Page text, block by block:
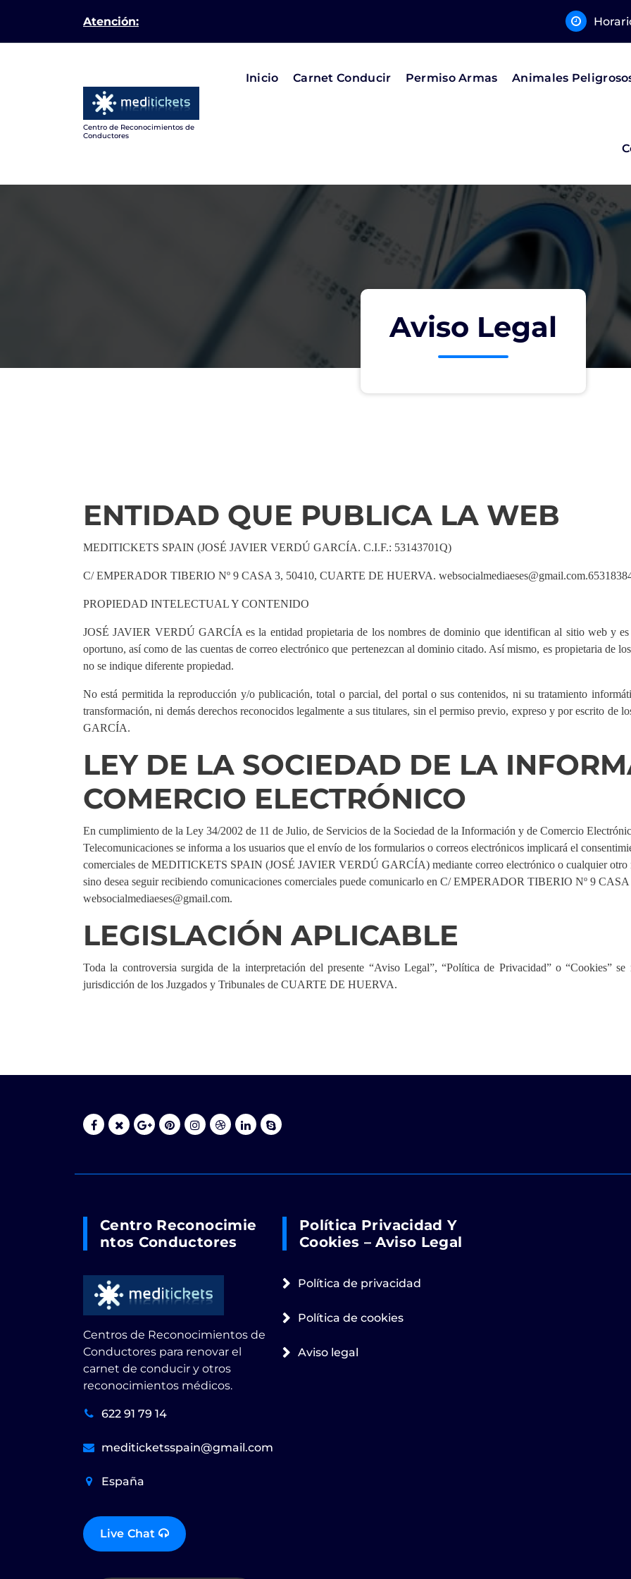
content
Atención:
Centro de Reconocimientos de
Conductores
Inicio Carnet Conducir Permiso Armas Animales
Aviso Legal
ENTIDAD QUE PUBLICA LA WEB
MEDITICKETS SPAIN (JOSÉ JAVIER VERDÚ GARCÍA. C.I.F.: 53143701Q)
C/ EMPERADOR TIBERIO Nº 9 CASA 3, 50410, CUARTE DE HUERVA.
PROPIEDAD INTELECTUAL Y CONTENIDO
JOSÉ JAVIER VERDÚ GARCÍA es la entidad propietaria de los nombres de dominio que identifican al sitio web y
oportuno, así como de las cuentas de correo electrónico que pertenezcan al dominio citado. Así mismo, es propietaria de
no se indique diferente propiedad.
No está permitida la reproducción y/o publicación, total o parcial, del portal o sus contenidos, ni su tratamiento
transformación, ni demás derechos reconocidos legalmente a sus titulares, sin el permiso previo, expreso y por escrito
GARCÍA.
LEY DE LA SOCIEDAD DE LA
COMERCIO ELECTRÓNICO
En cumplimiento de la Ley 34/2002 de 11 de Julio, de Servicios de la Sociedad de la Información y de Comercio
Telecomunicaciones se informa a los usuarios que el envío de los formularios o correos electrónicos implicará el
comerciales de MEDITICKETS SPAIN (JOSÉ JAVIER VERDÚ GARCÍA) mediante correo electrónico o cualquier otro
sino desea seguir recibiendo comunicaciones comerciales puede comunicarlo en C/ EMPERADOR TIBERIO Nº 9
websocialmediaeses@gmail.com.
LEGISLACIÓN APLICABLE
Toda la controversia surgida de la interpretación del presente “Aviso Legal”, “Política de Privacidad” o “Cookies”
jurisdicción de los Juzgados y Tribunales de CUARTE DE HUERVA.
Centro Reconocimie
Ntos Conductores
Centros de Reconocimientos de
Conductores para renovar el
carnet de conducir y otros
reconocimientos médicos.
622 91 79 14
mediticketsspain@gmail.com
España
Live Chat
Política Privacidad Y
Cookies – Aviso Legal
Política de privacidad
Política de cookies
Aviso legal